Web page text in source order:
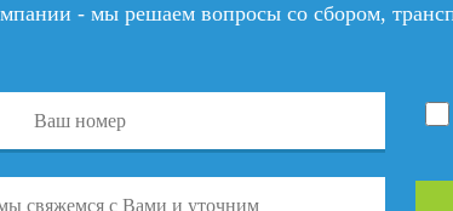
- мы решаем вопросы со сбором,